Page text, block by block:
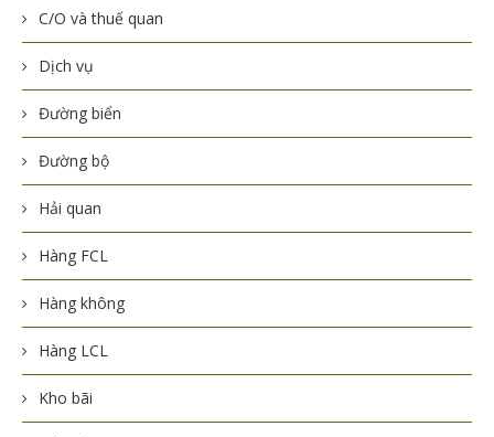
C/O và thuế quan
Dịch vụ
Đường biển
Đường bộ
Hải quan
Hàng FCL
Hàng không
Hàng LCL
Kho bãi